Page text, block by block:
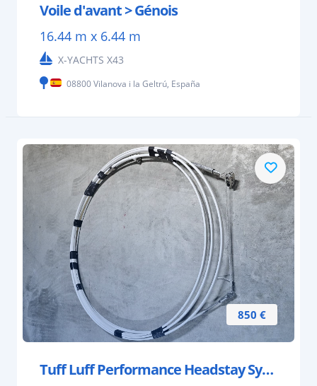
Voile d'avant > Génois
16.44 m x 6.44 m
X-YACHTS X43
08800 Vilanova i la Geltrú, España
850 €
Tuff Luff Performance Headstay System for 12m-14m